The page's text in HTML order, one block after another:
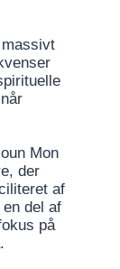
Mon
der
af
del af
på